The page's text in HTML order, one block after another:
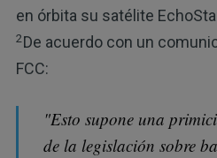
en órbita su satélite
2De acuerdo con un
FCC:
"Esto supone una
de la legislación sobre